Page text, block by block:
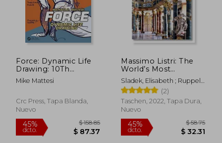
45% $ 32.77 45%
Force: Dynamic Life
Drawing: 10Th
Anniversary Edition
(Force Drawing
Mike Mattesi
Crc Press, Tapa Blanda,
Nuevo
Massimo Listri: The
World’s Most
Beautiful Libraries (en
Inglés)
Sladek, Elisabeth ; Ruppelt,
Georg ; Listri, Massimo
(2)
Taschen, 2022, Tapa Dura,
Nuevo